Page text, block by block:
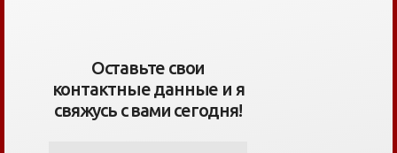
Оставьте свои
контактные данные и я
свяжусь с вами сегодня!